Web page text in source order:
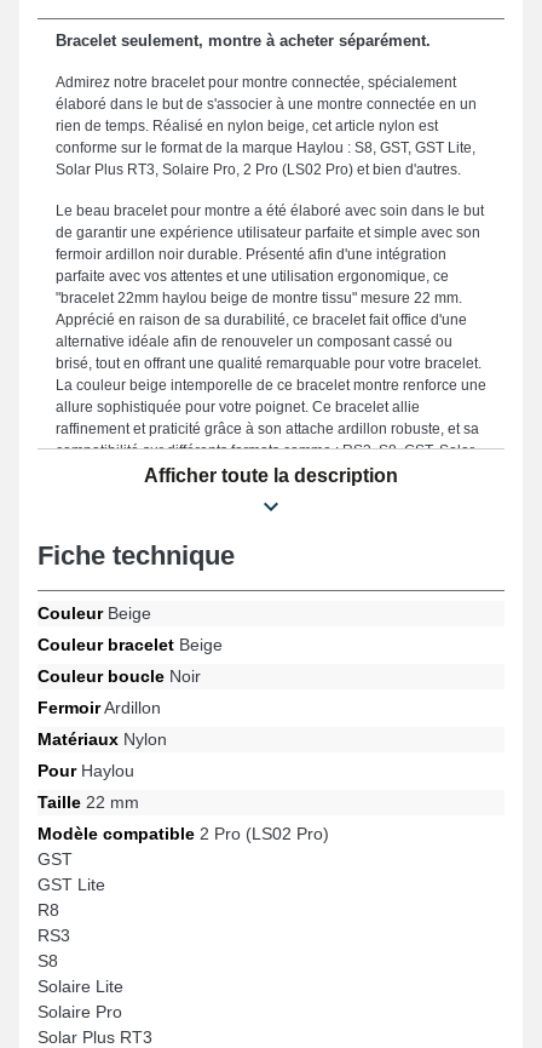
Bracelet seulement, montre à acheter séparément.
Admirez notre bracelet pour montre connectée, spécialement
élaboré dans le but de s'associer à une montre connectée en un
rien de temps. Réalisé en nylon beige, cet article nylon est
conforme sur le format de la marque Haylou : S8, GST, GST Lite,
Solar Plus RT3, Solaire Pro, 2 Pro (LS02 Pro) et bien d'autres.
Le beau bracelet pour montre a été élaboré avec soin dans le but
de garantir une expérience utilisateur parfaite et simple avec son
fermoir ardillon noir durable. Présenté afin d'une intégration
parfaite avec vos attentes et une utilisation ergonomique, ce
"bracelet 22mm haylou beige de montre tissu" mesure 22 mm.
Apprécié en raison de sa durabilité, ce bracelet fait office d'une
alternative idéale afin de renouveler un composant cassé ou
brisé, tout en offrant une qualité remarquable pour votre bracelet.
La couleur beige intemporelle de ce bracelet montre renforce une
allure sophistiquée pour votre poignet. Ce bracelet allie
raffinement et praticité grâce à son attache ardillon robuste, et sa
compatibilité sur différents formats comme : RS3, S8, GST, Solar
Plus RT3, 2 Pro (LS02 Pro), Solaire Pro et beaucoup d'autres
article Haylou se combine avec précision avec une large gamme
totale pour un usage quotidien.
Afficher toute la description
Fiche technique
CouleurBeige
Couleur bracelet Beige
Couleur boucle Noir
FermoirArdillon
Matériaux Nylon
PourHaylou
Taille 22 mm
Modèle compatible 2 Pro (LS02 Pro)
GST
GST Lite
R8
RS3
S8
Solaire Lite
Solaire Pro
Solar Plus RT3